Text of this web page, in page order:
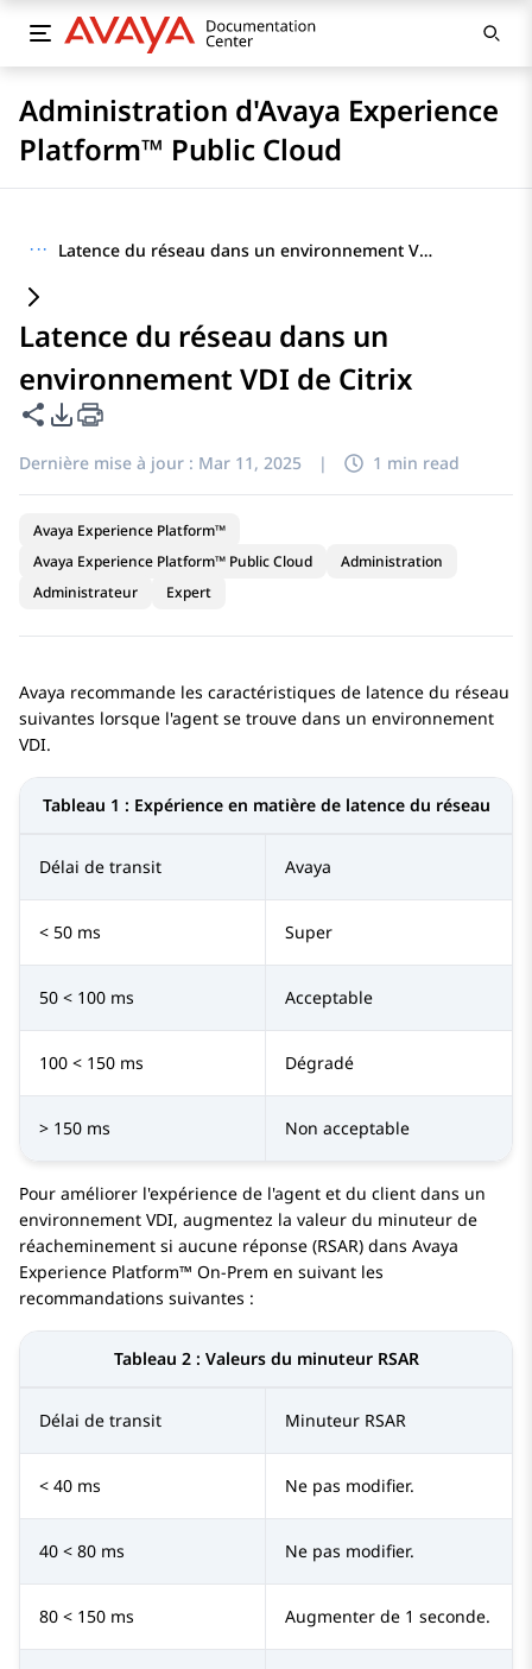
Administration d'Avaya Experience
Platform™ Public Cloud
··· Latence du réseau dans un environnement VDI de Citrix
Latence du réseau dans un
environnement VDI de Citrix
Partager cette page
Options d'exportation PDF
Dernière mise à jour : Mar 11, 2025 | 1 min read
Avaya Experience Platform™
Avaya Experience Platform™ Public Cloud
Administration
Administrateur
Expert
Avaya recommande les caractéristiques de latence du réseau
suivantes lorsque l'agent se trouve dans un environnement
VDI.
Tableau 1 : Expérience en matière de latence du réseau
Délai de transit Avaya
< 50 ms Super
50 < 100 ms Acceptable
100 < 150 ms Dégradé
> 150 ms Non acceptable
Pour améliorer l'expérience de l'agent et du client dans un
environnement VDI, augmentez la valeur du minuteur de
réacheminement si aucune réponse (RSAR) dans Avaya
Experience Platform™ On-Prem en suivant les
recommandations suivantes :
Tableau 2 : Valeurs du minuteur RSAR
Délai de transit Minuteur RSAR
< 40 ms Ne pas modifier.
40 < 80 ms Ne pas modifier.
80 < 150 ms Augmenter de 1 seconde.